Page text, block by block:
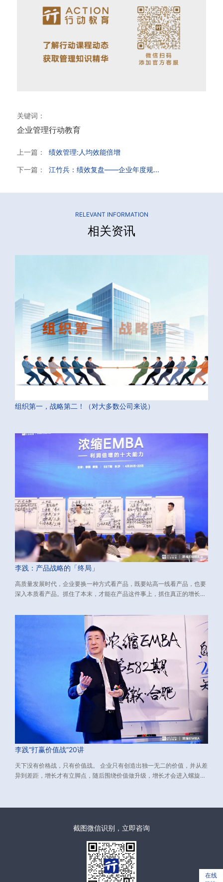
关键词：
企业管理行动教育
上一篇： 绩效管理:人均效能倍增
下一篇： 江竹兵：绩效复盘——企业年度规...
RELEVANT INFORMATION
相关资讯
组织第一，战略第二！（对大多数公司来说）
李践：产品战略的「终局」
高质量发展时代，企业要换一种方式看产品，既要站高一线看产品，也要
深入本质看产品。抓住了本末，才能在产品这件事上，抓住真正的增长
含：如何看产品、如何做产品、如何打造大单品。源自：由行动教育董事
长兼CEO李践老师主讲的《浓缩EMBA》课程、数万校友实践有效的经营
方法论，希望对您有所启发。
李践“打赢价值战”20讲
天下没有价格战，只有价值战。 企业只有创造出独一无二的价值，并从差
异到差距，增长才有立脚点，随后围绕价值做升级，增长才会进入螺旋上
截图微信识别，立即咨询
在线